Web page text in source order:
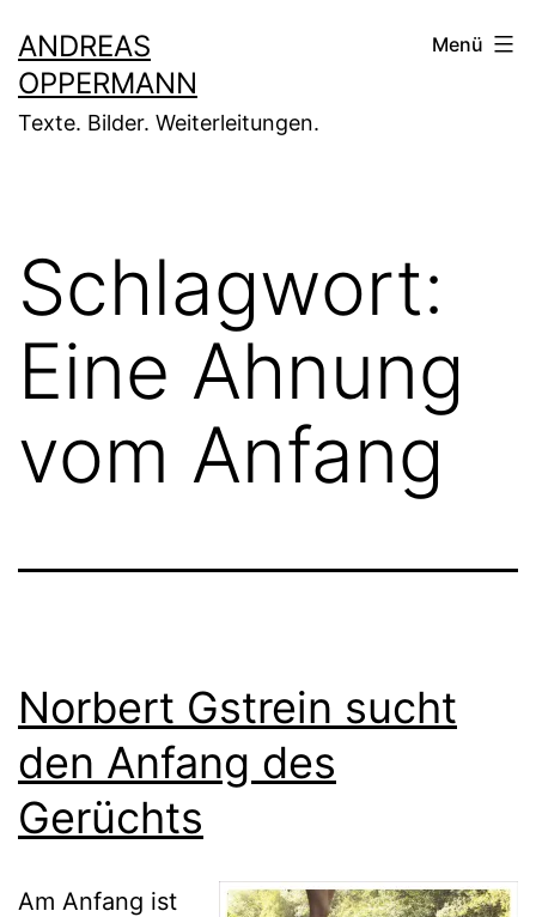
Inhalt
springen
ANDREAS
OPPERMANN
Texte. Bilder. Weiterleitungen.
Menü
Schlagwort:
Eine Ahnung
vom Anfang
Norbert Gstrein sucht
den Anfang des
Gerüchts
Am Anfang ist